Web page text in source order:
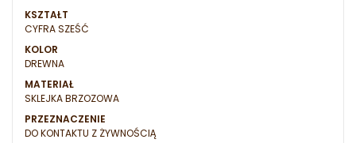
KSZTAŁT
CYFRA SZEŚĆ
KOLOR
DREWNA
MATERIAŁ
SKLEJKA BRZOZOWA
PRZEZNACZENIE
DO KONTAKTU Z ŻYWNOŚCIĄ